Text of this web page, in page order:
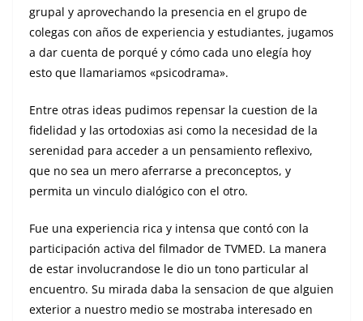
grupal y aprovechando la presencia en el grupo de
colegas con años de experiencia y estudiantes, jugamos
a dar cuenta de porqué y cómo cada uno elegía hoy
esto que llamariamos «psicodrama».
Entre otras ideas pudimos repensar la cuestion de la
fidelidad y las ortodoxias asi como la necesidad de la
serenidad para acceder a un pensamiento reflexivo,
que no sea un mero aferrarse a preconceptos, y
permita un vinculo dialógico con el otro.
Fue una experiencia rica y intensa que contó con la
participación activa del filmador de TVMED. La manera
de estar involucrandose le dio un tono particular al
encuentro. Su mirada daba la sensacion de que alguien
exterior a nuestro medio se mostraba interesado en